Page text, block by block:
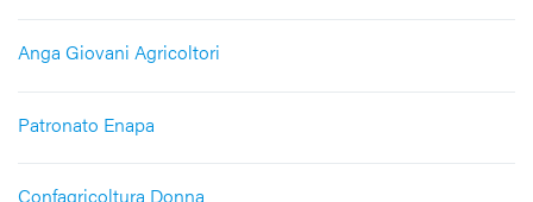
Anga Giovani Agricoltori
Patronato Enapa
Confagricoltura Donna